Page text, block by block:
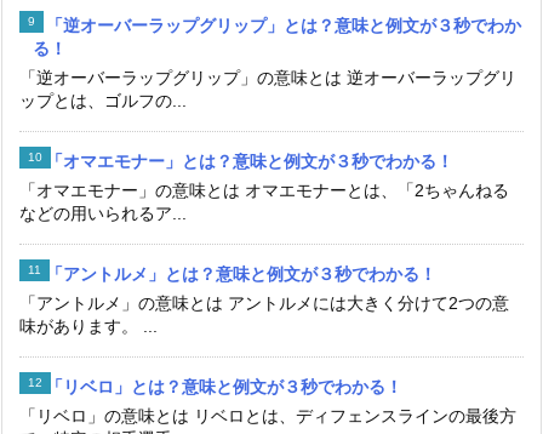
「逆オーバーラップグリップ」とは？意味と例文が３秒でわか
る！
「逆オーバーラップグリップ」の意味とは 逆オーバーラップグリ
ップとは、ゴルフの...
「オマエモナー」とは？意味と例文が３秒でわかる！
「オマエモナー」の意味とは オマエモナーとは、「2ちゃんねる
などの用いられるア...
「アントルメ」とは？意味と例文が３秒でわかる！
「アントルメ」の意味とは アントルメには大きく分けて2つの意
味があります。 ...
「リベロ」とは？意味と例文が３秒でわかる！
「リベロ」の意味とは リベロとは、ディフェンスラインの最後方